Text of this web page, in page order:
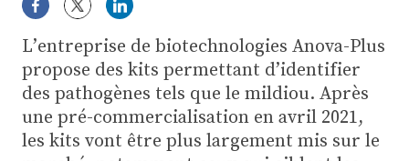
La technique ITB
Pommes de terre
Guides pratiques
Chasse
L’entreprise de biotechnologies Anova-Plus
propose des kits permettant d’identifier
des pathogènes tels que le mildiou. Après
une pré-commercialisation en avril 2021,
les kits vont être plus largement mis sur le